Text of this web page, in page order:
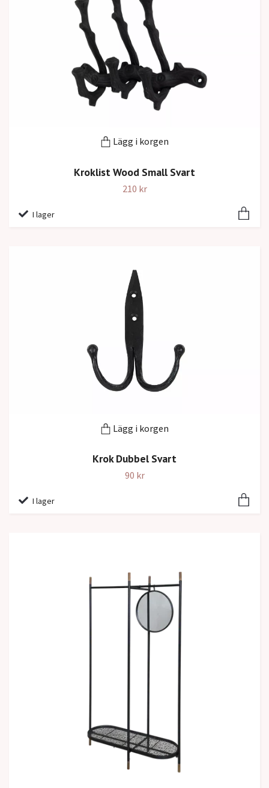
Lägg i korgen
Kroklist Wood Small Svart
210 kr
I lager
Lägg i korgen
Krok Dubbel Svart
90 kr
I lager